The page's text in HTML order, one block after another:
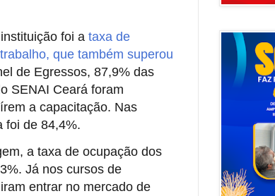
foi a taxa de
que também superou
de Egressos, 87,9% das
SENAI Ceará foram
a capacitação. Nas
foi de 84,4%.
a taxa de ocupação dos
Já nos cursos de
entrar no mercado de